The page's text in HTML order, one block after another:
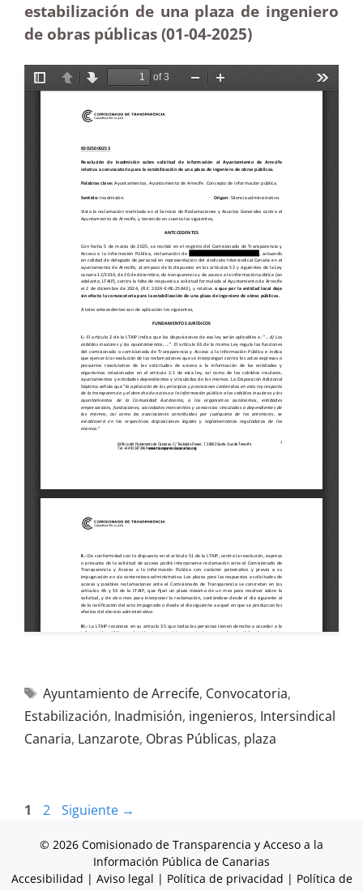
estabilización de una plaza de ingeniero
de obras públicas (01-04-2025)
Ayuntamiento de Arrecife, Convocatoria,
Estabilización, Inadmisión, ingenieros, Intersindical
Canaria, Lanzarote, Obras Públicas, plaza
1 2 Siguiente →
© 2026 Comisionado de Transparencia y Acceso a la
Información Pública de Canarias
Accesibilidad | Aviso legal | Política de privacidad | Política de